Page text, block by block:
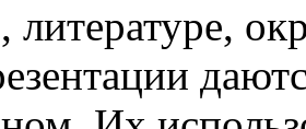
литературе,